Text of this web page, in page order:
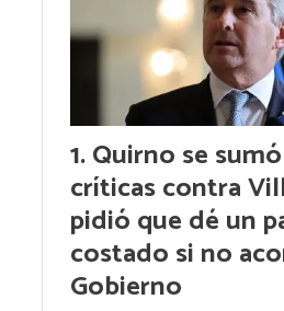
Quirno se
críticas contra
pidió que dé un
costado si no
Gobierno